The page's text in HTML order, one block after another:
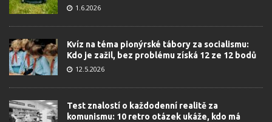
1.6.2026
Kvíz na téma pionýrské tábory za socialismu:
Kdo je zažil, bez problému získá 12 ze 12 bodů
12.5.2026
Test znalostí o každodenní realitě za
komunismu: 10 retro otázek ukáže, kdo má